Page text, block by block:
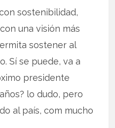
sostenibilidad,
una visión más
sostener al
Sí se puede, va a
presidente
lo dudo, pero
al país, com mucho